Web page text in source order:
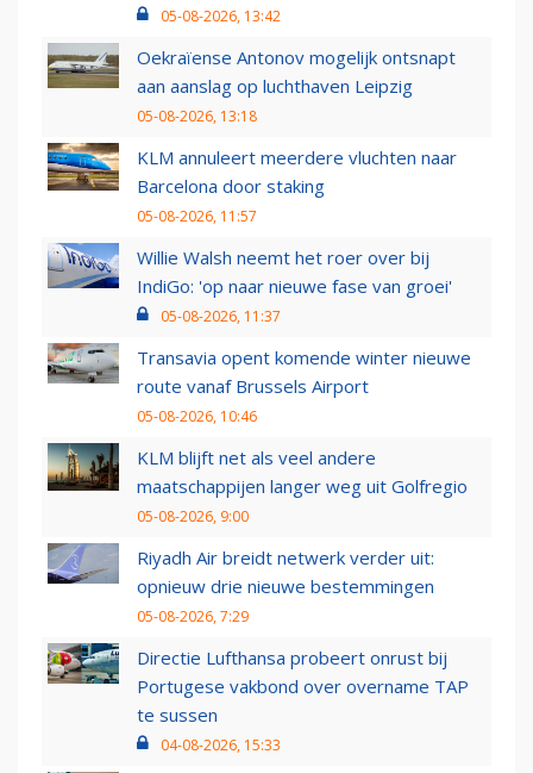
05-08-2026, 13:42
Oekraïense Antonov mogelijk ontsnapt
aan aanslag op luchthaven Leipzig
05-08-2026, 13:18
KLM annuleert meerdere vluchten naar
Barcelona door staking
05-08-2026, 11:57
Willie Walsh neemt het roer over bij
IndiGo: 'op naar nieuwe fase van groei'
05-08-2026, 11:37
Transavia opent komende winter nieuwe
route vanaf Brussels Airport
05-08-2026, 10:46
KLM blijft net als veel andere
maatschappijen langer weg uit Golfregio
05-08-2026, 9:00
Riyadh Air breidt netwerk verder uit:
opnieuw drie nieuwe bestemmingen
05-08-2026, 7:29
Directie Lufthansa probeert onrust bij
Portugese vakbond over overname TAP
te sussen
04-08-2026, 15:33